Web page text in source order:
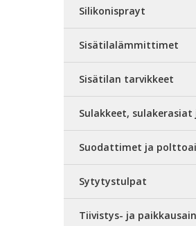
Silikonisprayt
Sisätilalämmittimet
Sisätilan tarvikkeet
Sulakkeet,
Suodattimet ja
Sytytystulpat
Tiivistys- ja